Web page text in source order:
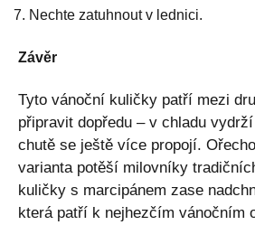
Nechte zatuhnout v lednici.
Závěr
Tyto vánoční kuličky patří mezi
připravit dopředu – v chladu
chutě se ještě více propojí.
varianta potěší milovníky
kuličky s marcipánem zase
která patří k nejhezčím vánočním